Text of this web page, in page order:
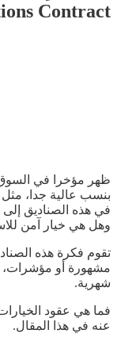
Contract
ظهر مؤخرا في السوق
بنسب عالية جدا، مثل
وهل هي خيار آمن
تقوم فكرة هذه
مشهورة أو مؤشرات،
شهرية.
فما هي عقود
عنه في هذا المقال.